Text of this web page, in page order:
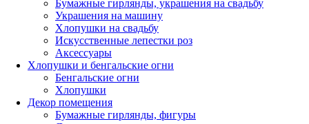
Бумажные гирлянды, украшения на свадьбу
Украшения на машину
Хлопушки на свадьбу
Искусственные лепестки роз
Аксессуары
Хлопушки и бенгальские огни
Бенгальские огни
Хлопушки
Декор помещения
Бумажные гирлянды, фигуры